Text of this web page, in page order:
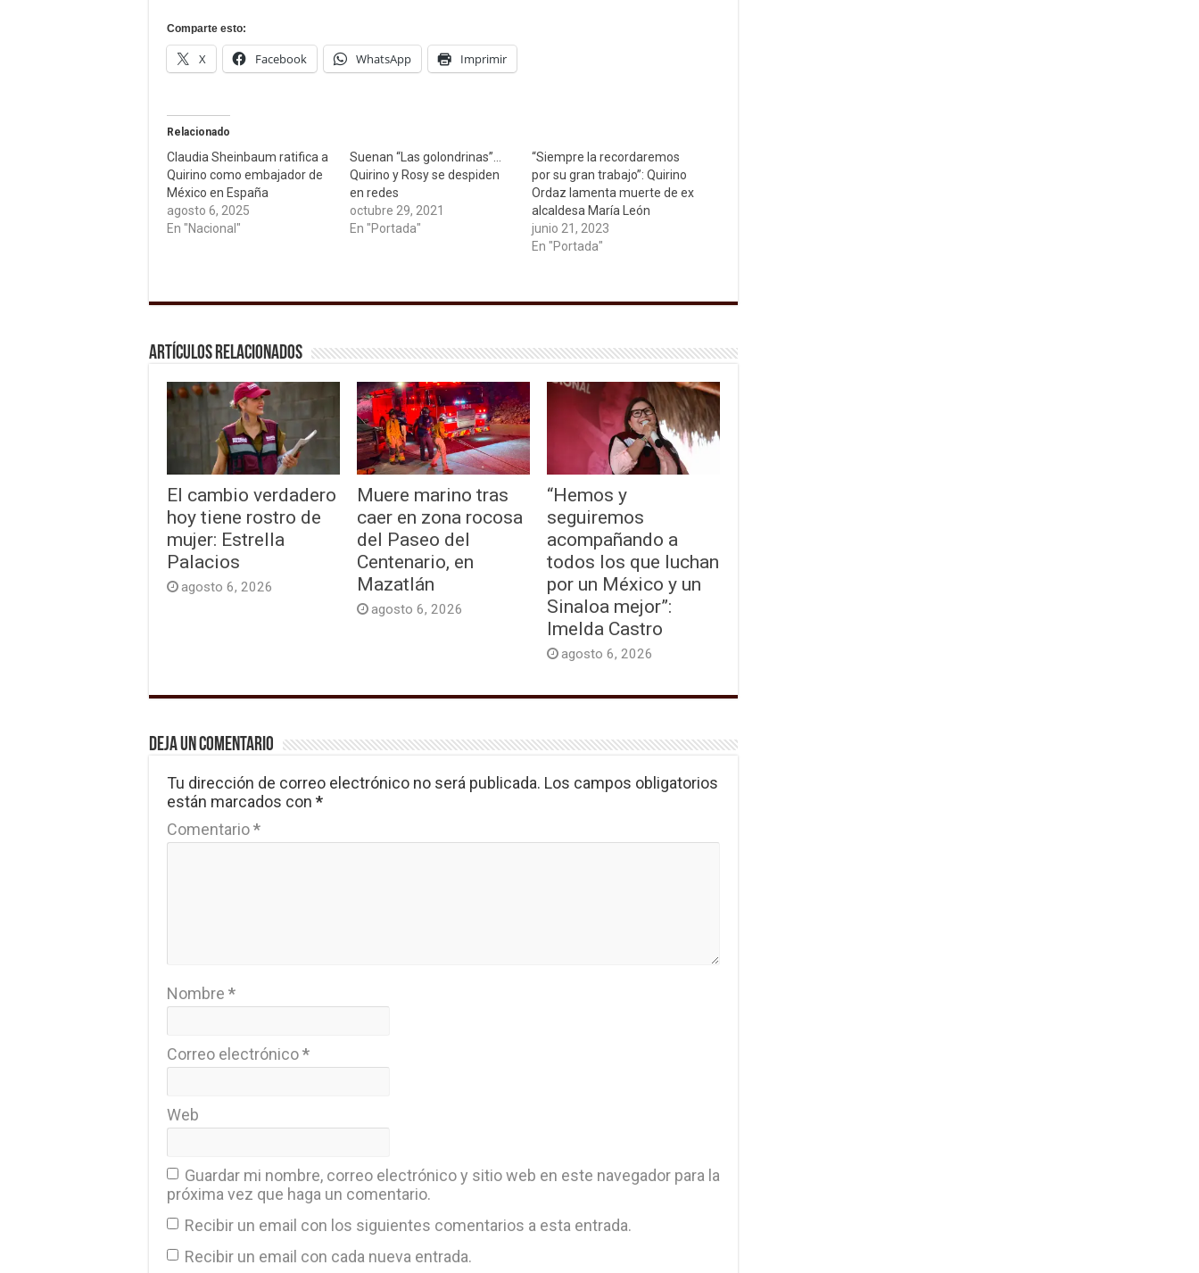
Comparte esto:
X Facebook WhatsApp Imprimir
Relacionado
Claudia Sheinbaum ratifica a
Quirino como embajador de
México en España
agosto 6, 2025
En "Nacional"
Suenan “Las golondrinas”…
Quirino y Rosy se despiden
en redes
octubre 29, 2021
En "Portada"
“Siempre la recordaremos
por su gran trabajo”: Quirino
Ordaz lamenta muerte de ex
alcaldesa María León
junio 21, 2023
En "Portada"
Artículos relacionados
El cambio verdadero
hoy tiene rostro de
mujer: Estrella
Palacios
agosto 6, 2026
Muere marino tras
caer en zona rocosa
del Paseo del
Centenario, en
Mazatlán
agosto 6, 2026
“Hemos y
seguiremos
acompañando a
todos los que luchan
por un México y un
Sinaloa mejor”:
Imelda Castro
agosto 6, 2026
Deja un comentario
Tu dirección de correo electrónico no será publicada. Los campos obligatorios
están marcados con *
Comentario*
Nombre *
Correo electrónico*
Web
Guardar mi nombre, correo electrónico y sitio web en este navegador para la
próxima vez que haga un comentario.
Recibir un email con los siguientes comentarios a esta entrada.
Recibir un email con cada nueva entrada.